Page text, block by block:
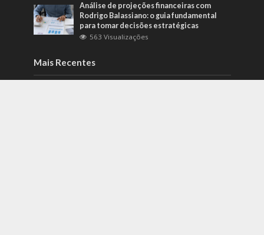
Análise de projeções financeiras com
Rodrigo Balassiano: o guia fundamental
para tomar decisões estratégicas
563 Visualizações
Mais Recentes